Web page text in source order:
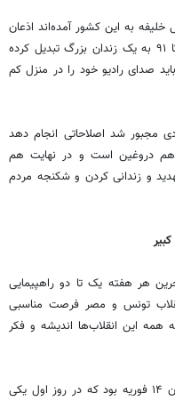
به این کشور آمده‌اند اذعان
داشت: حکام آل خلیفه بحرین را از سال ۸۰ تا ۹۱ به یک زندان بزرگ تبدیل کرده
صدای رادیو خود را در منزل کم
حکومت بحرین در سال ۱۹۹۹ میلادی مجبور شد اصلاحاتی انجام دهد
دروغین است و در ‌‌نهایت هم
و زندانی کردن و شکنجه مردم
هر هفته یک تا دو راهپیمایی
تونس و مصر فرصت مناسبی
این انقلاب‌ها اندیشه و فکر
وی ادامه داد: ابتدای این حرکت از طرف جوانان ۱۴ فوریه بود که در روز اول یکی